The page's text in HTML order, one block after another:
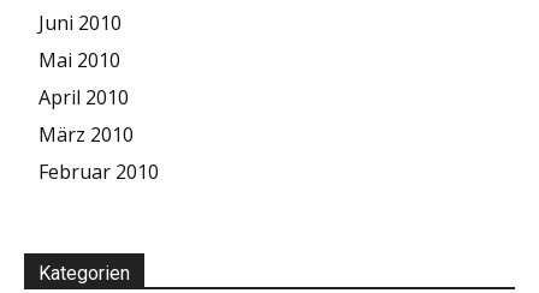
Juni 2010
Mai 2010
April 2010
März 2010
Februar 2010
Kategorien